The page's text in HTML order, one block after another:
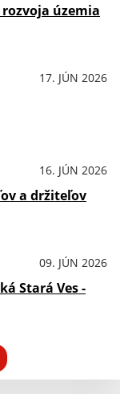
územia
17. JÚN 2026
16. JÚN 2026
a držiteľov
09. JÚN 2026
Stará Ves -